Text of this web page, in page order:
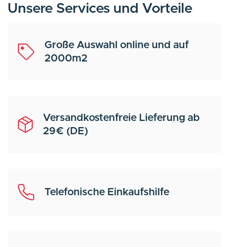
Unsere Services und Vorteile
Große Auswahl online und auf
2000m2
Versandkostenfreie Lieferung ab
29€ (DE)
Telefonische Einkaufshilfe